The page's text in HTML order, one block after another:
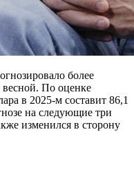
более
весной. По оценке
в 2025-м составит 86,1
на следующие три
изменился в сторону